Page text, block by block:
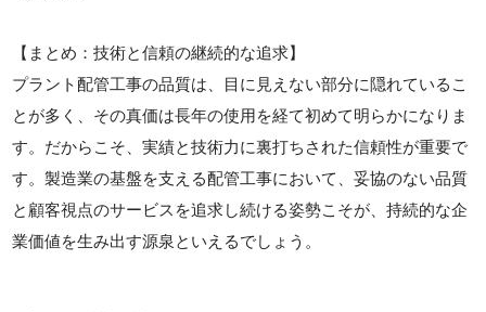
【まとめ：技術と信頼の継続的な追求】
プラント配管工事の品質は、目に見えない部分に隠れているこ
とが多く、その真価は長年の使用を経て初めて明らかになりま
す。だからこそ、実績と技術力に裏打ちされた信頼性が重要で
す。製造業の基盤を支える配管工事において、妥協のない品質
と顧客視点のサービスを追求し続ける姿勢こそが、持続的な企
業価値を生み出す源泉といえるでしょう。